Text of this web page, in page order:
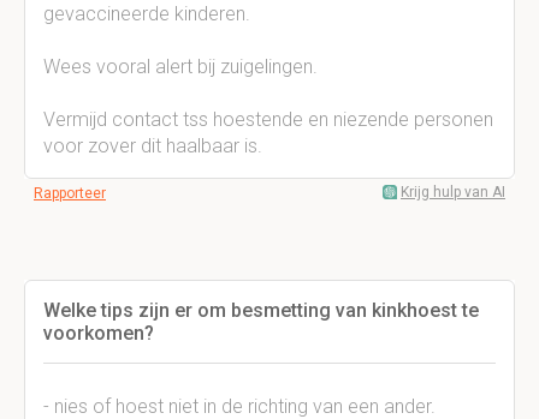
gevaccineerde kinderen.
Wees vooral alert bij zuigelingen.
Vermijd contact tss hoestende en niezende personen
voor zover dit haalbaar is.
Rapporteer Krijg hulp van AI
Welke tips zijn er om besmetting van kinkhoest te
voorkomen?
- nies of hoest niet in de richting van een ander.